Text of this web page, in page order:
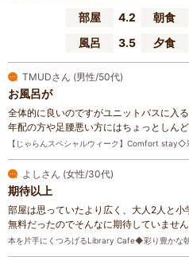
部屋
4.2 朝食
風呂
3.5 夕食
TMUDさん (男性/50代)
お風呂が
全体的に良いのですがユニットバスに入
年配の方や足腰悪い方にはちょっとしんど
【じゃらんスペシャルウィーク】Comfort stay◇
よしさん (女性/30代)
期待以上
部屋は思っていたより広く、大人2人と
無料だったのでそんなに期待していませ
本を片手にくつろげるLibrary Cafe◆彩り豊か